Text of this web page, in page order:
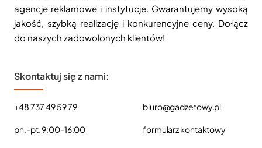
agencje reklamowe i instytucje. Gwarantujemy wysoką
jakość, szybką realizację i konkurencyjne ceny. Dołącz
do naszych zadowolonych klientów!
Skontaktuj się z nami:
+48 737 49 59 79
pn.-pt. 9:00-16:00
biuro@gadzetowy.pl
formularz kontaktowy